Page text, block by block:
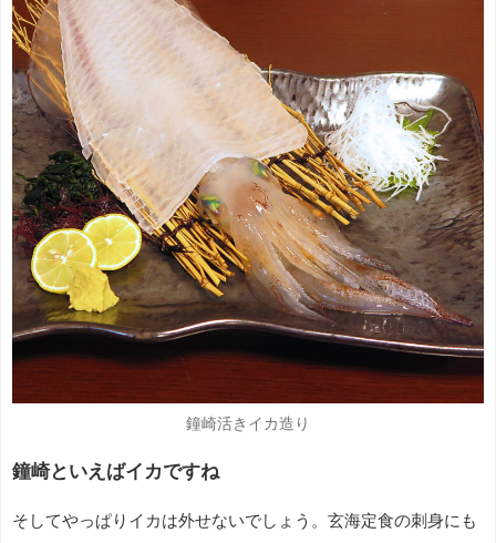
鐘崎活きイカ造り
鐘崎といえばイカですね
そしてやっぱりイカは外せないでしょう。玄海定食の刺身にも